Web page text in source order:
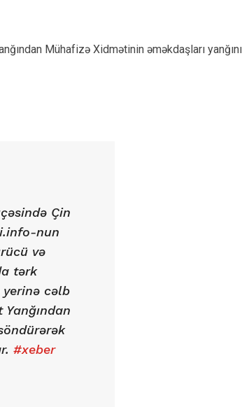
Mühafizə Xidmətinin əməkdaşları yanğını
Çin
nun
və
tərk
cəlb
#xeber